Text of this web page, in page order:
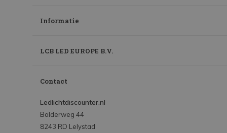
Informatie
LCB LED EUROPE B.V.
Contact
Ledlichtdiscounter.nl
Bolderweg 44
8243 RD Lelystad